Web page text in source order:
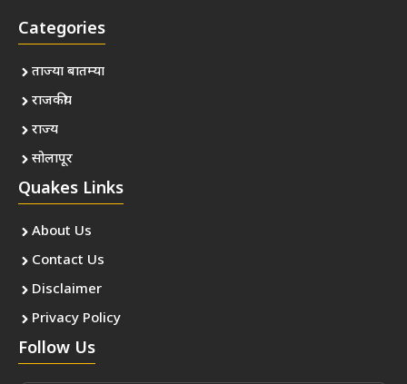
Categories
ताज्या बातम्या
राजकीय
राज्य
सोलापूर
Quakes Links
About Us
Contact Us
Disclaimer
Privacy Policy
Follow Us